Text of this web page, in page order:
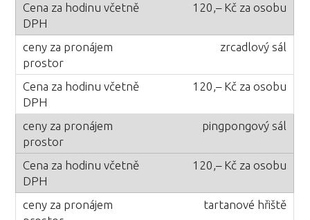
120,– Kč za osobu
zrcadlový sál
120,– Kč za osobu
pingpongový sál
120,– Kč za osobu
tartanové hřiště